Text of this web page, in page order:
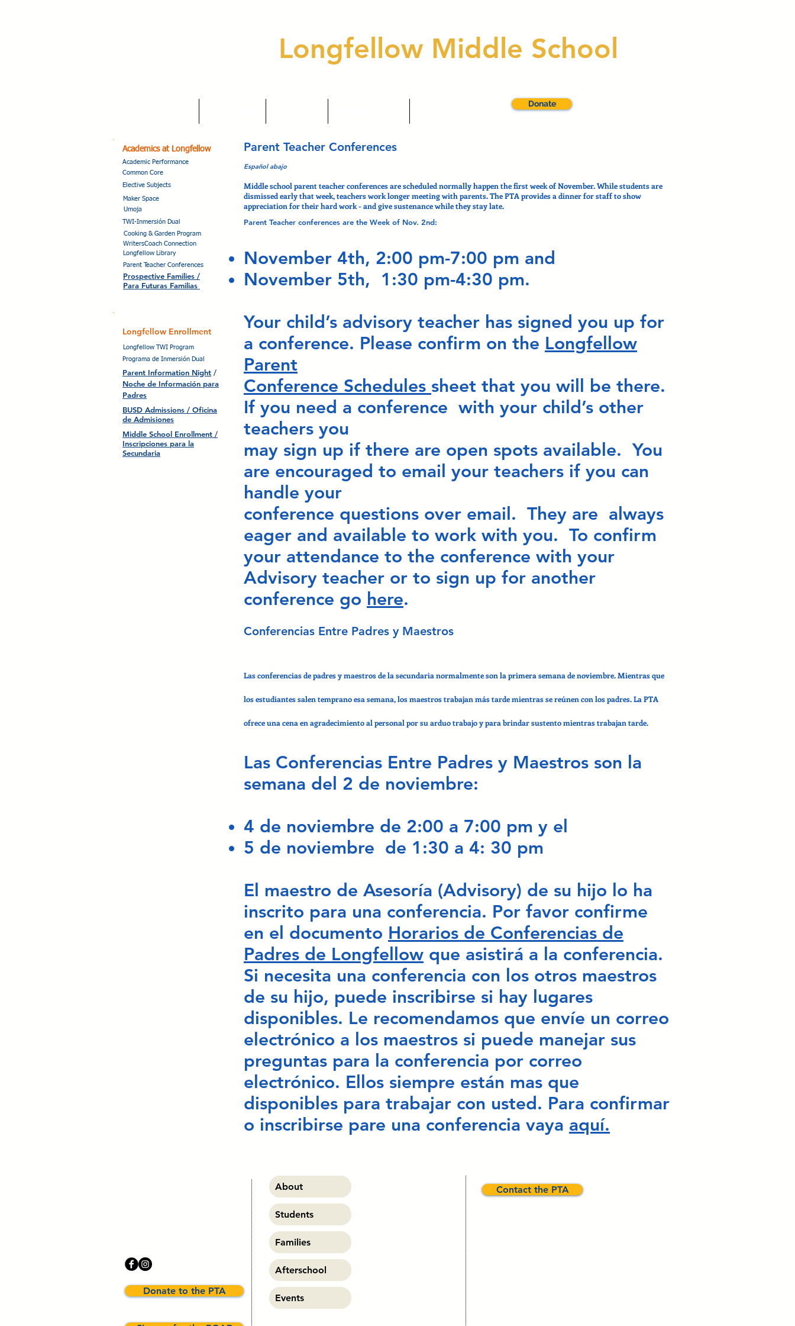
Longfellow Middle School
Donate
Academics at Longfellow
Academic Performance
Common Core
Elective Subjects
Maker Space
Umoja
TWI-Inmersión Dual
Cooking & Garden Program
Longfellow Library
WritersCoach Connection
Parent Teacher Conferences
Prospective Families /
Para Futuras Familias
Longfellow Enrollment
Longfellow TWI Program
Programa de Inmersión Dual
Parent Information Night /
Noche de Información para
Padres
BUSD Admissions / Oficina
de Admisiones
Middle School Enrollment /
Inscripciones para la
Secundaria
Parent Teacher Conferences
Español abajo
Middle school parent teacher conferences are scheduled normally happen the first week of November. While students are
dismissed early that week, teachers work longer meeting with parents. The PTA provides a dinner for staff to show
appreciation for their hard work - and give sustenance while they stay late.
Parent Teacher conferences are the Week of Nov. 2nd:
November 4th, 2:00 pm-7:00 pm and
November 5th, 1:30 pm-4:30 pm.
Your child’s advisory teacher has signed you up for
a conference. Please confirm on the Longfellow
Parent
Conference Schedules sheet that you will be there.
If you need a conference with your child’s other
teachers you
may sign up if there are open spots available. You
are encouraged to email your teachers if you can
handle your
conference questions over email. They are always
eager and available to work with you. To confirm
your attendance to the conference with your
Advisory teacher or to sign up for another
conference go here.
Conferencias Entre Padres y Maestros
Las conferencias de padres y maestros de la secundaria normalmente son la primera semana de noviembre. Mientras que
los estudiantes salen temprano esa semana, los maestros trabajan más tarde mientras se reúnen con los padres. La PTA
ofrece una cena en agradecimiento al personal por su arduo trabajo y para brindar sustento mientras trabajan tarde.
Las Conferencias Entre Padres y Maestros son la
semana del 2 de noviembre:
4 de noviembre de 2:00 a 7:00 pm y el
5 de noviembre de 1:30 a 4: 30 pm
El maestro de Asesoría (Advisory) de su hijo lo ha
inscrito para una conferencia. Por favor confirme
en el documento Horarios de Conferencias de
Padres de Longfellow que asistirá a la conferencia.
Si necesita una conferencia con los otros maestros
de su hijo, puede inscribirse si hay lugares
disponibles. Le recomendamos que envíe un correo
electrónico a los maestros si puede manejar sus
preguntas para la conferencia por correo
electrónico. Ellos siempre están mas que
disponibles para trabajar con usted. Para confirmar
o inscribirse pare una conferencia vaya aquí.
Donate to the PTA
About
Students
Families
Afterschool
Events
Contact the PTA